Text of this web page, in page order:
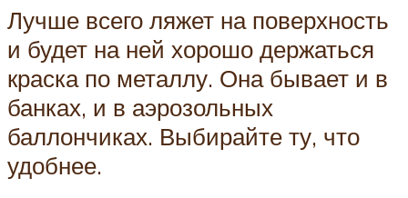
Лучше всего ляжет на поверхность
и будет на ней хорошо держаться
краска по металлу. Она бывает и в
банках, и в аэрозольных
баллончиках. Выбирайте ту, что
удобнее.